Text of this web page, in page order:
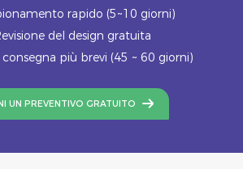
rapido (5~10 giorni)
del design gratuita
più brevi (45 ~ 60 giorni)
UN PREVENTIVO GRATUITO